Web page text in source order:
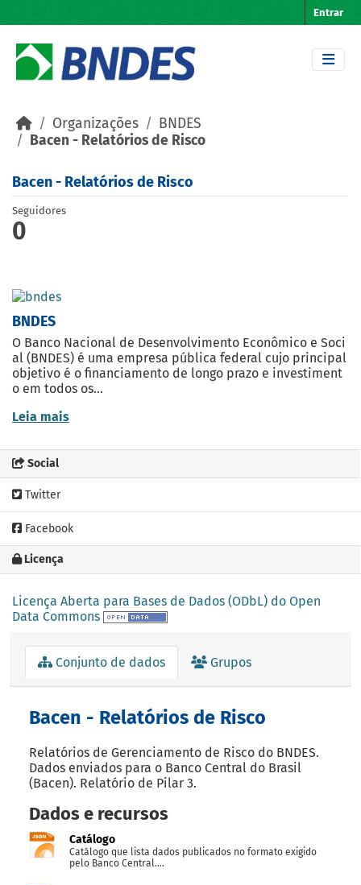
Entrar
Organizações
BNDES
Bacen - Relatórios de Risco
Bacen - Relatórios de Risco
Seguidores
0
BNDES
O Banco Nacional de Desenvolvimento Econômico e Soci
al (BNDES) é uma empresa pública federal cujo principal
objetivo é o financiamento de longo prazo e investiment
o em todos os...
Leia mais
Social
Twitter
Facebook
Licença
Licença Aberta para Bases de Dados (ODbL) do Open
Data Commons
Conjunto de dados Grupos
Bacen - Relatórios de Risco
Relatórios de Gerenciamento de Risco do BNDES.
Dados enviados para o Banco Central do Brasil
(Bacen). Relatório de Pilar 3.
Dados e recursos
Catálogo
Catálogo que lista dados publicados no formato exigido
pelo Banco Central....